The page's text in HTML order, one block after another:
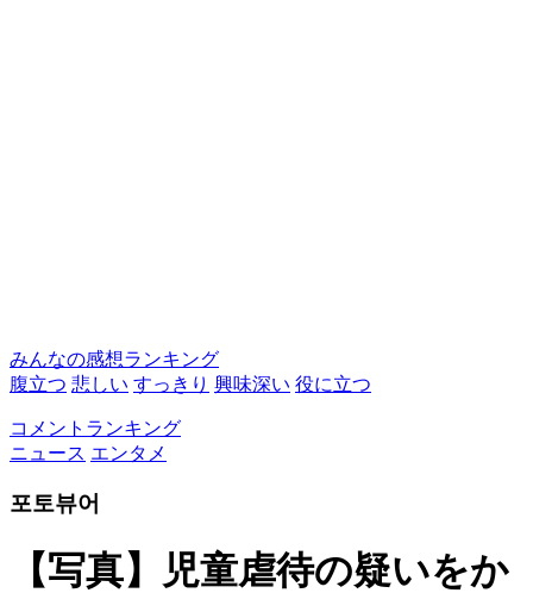
みんなの感想ランキング
腹立つ 悲しい すっきり 興味深い 役に立つ
コメントランキング
ニュース エンタメ
포토뷰어
【写真】児童虐待の疑いをか